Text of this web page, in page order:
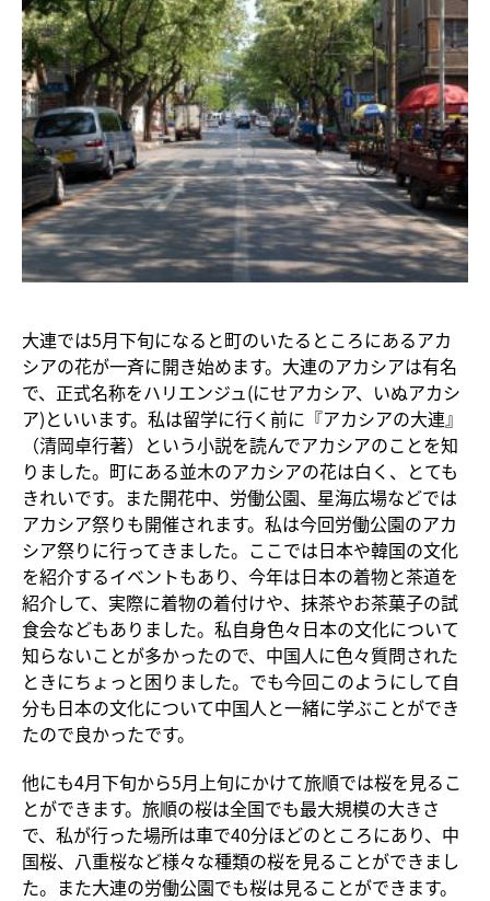
大連では5月下旬になると町のいたるところにあるアカ
シアの花が一斉に開き始めます。大連のアカシアは有名
で、正式名称をハリエンジュ(にせアカシア、いぬアカシ
ア)といいます。私は留学に行く前に『アカシアの大連』
（清岡卓行著）という小説を読んでアカシアのことを知
りました。町にある並木のアカシアの花は白く、とても
きれいです。また開花中、労働公園、星海広場などでは
アカシア祭りも開催されます。私は今回労働公園のアカ
シア祭りに行ってきました。ここでは日本や韓国の文化
を紹介するイベントもあり、今年は日本の着物と茶道を
紹介して、実際に着物の着付けや、抹茶やお茶菓子の試
食会などもありました。私自身色々日本の文化について
知らないことが多かったので、中国人に色々質問された
ときにちょっと困りました。でも今回このようにして自
分も日本の文化について中国人と一緒に学ぶことができ
たので良かったです。
他にも4月下旬から5月上旬にかけて旅順では桜を見るこ
とができます。旅順の桜は全国でも最大規模の大きさ
で、私が行った場所は車で40分ほどのところにあり、中
国桜、八重桜など様々な種類の桜を見ることができまし
た。また大連の労働公園でも桜は見ることができます。